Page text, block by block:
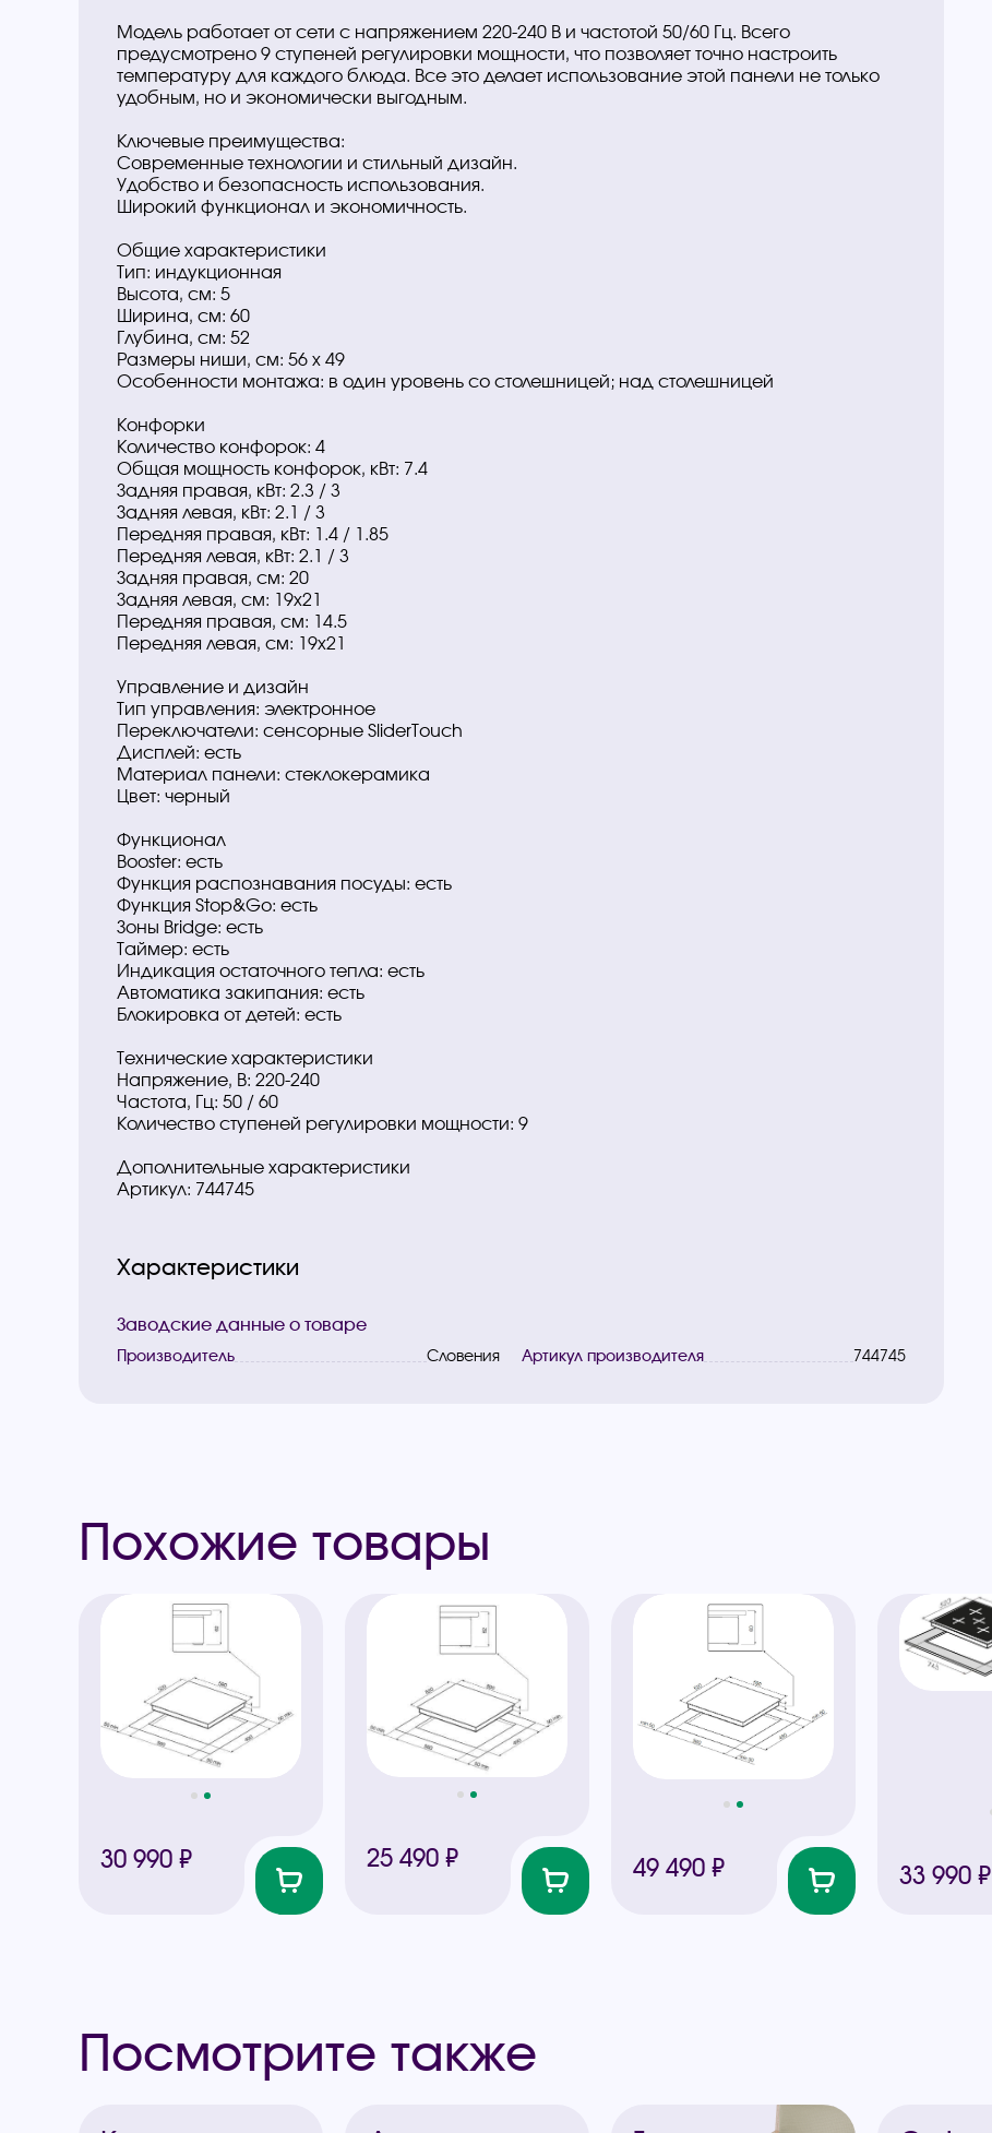
Модель работает от сети с напряжением 220-240 В и частотой 50/60 Гц. Всего
предусмотрено 9 ступеней регулировки мощности, что позволяет точно настроить
температуру для каждого блюда. Все это делает использование этой панели не только
удобным, но и экономически выгодным.
Ключевые преимущества:
Современные технологии и стильный дизайн.
Удобство и безопасность использования.
Широкий функционал и экономичность.
Общие характеристики
Тип: индукционная
Высота, см: 5
Ширина, см: 60
Глубина, см: 52
Размеры ниши, см: 56 х 49
Особенности монтажа: в один уровень со столешницей; над столешницей
Конфорки
Количество конфорок: 4
Общая мощность конфорок, кВт: 7.4
Задняя правая, кВт: 2.3 / 3
Задняя левая, кВт: 2.1 / 3
Передняя правая, кВт: 1.4 / 1.85
Передняя левая, кВт: 2.1 / 3
Задняя правая, см: 20
Задняя левая, см: 19х21
Передняя правая, см: 14.5
Передняя левая, см: 19х21
Управление и дизайн
Тип управления: электронное
Переключатели: сенсорные SliderTouch
Дисплей: есть
Материал панели: стеклокерамика
Цвет: черный
Функционал
Booster: есть
Функция распознавания посуды: есть
Функция Stop&Go: есть
Зоны Bridge: есть
Таймер: есть
Индикация остаточного тепла: есть
Автоматика закипания: есть
Блокировка от детей: есть
Технические характеристики
Напряжение, В: 220-240
Частота, Гц: 50 / 60
Количество ступеней регулировки мощности: 9
Дополнительные характеристики
Артикул: 744745
Характеристики
Заводские данные о товаре
Производитель Словения Артикул производителя 744745
Похожие товары
30 990 ₽ 25 490 ₽ 49 490 ₽ 33 990 ₽
Посмотрите также